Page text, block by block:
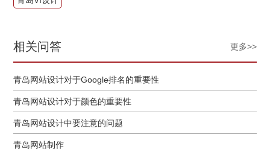
相关问答 更多>>
青岛网站设计对于Google排名的重要性
青岛网站设计对于颜色的重要性
青岛网站设计中要注意的问题
青岛网站制作